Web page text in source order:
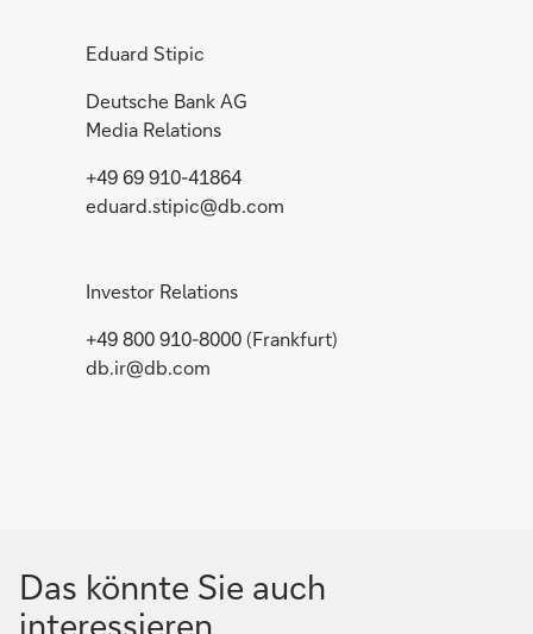
Eduard Stipic
Deutsche Bank AG
Media Relations
+49 69 910-41864
eduard.stipic@db.com
Investor Relations
+49 800 910-8000 (Frankfurt)
db.ir@db.com
Das könnte Sie auch
interessieren